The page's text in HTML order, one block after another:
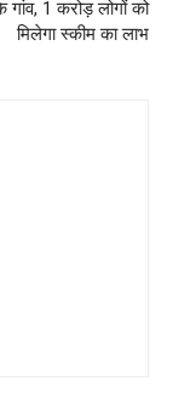
गांव, 1 करोड़ लोगों को
मिलेगा स्कीम का लाभ